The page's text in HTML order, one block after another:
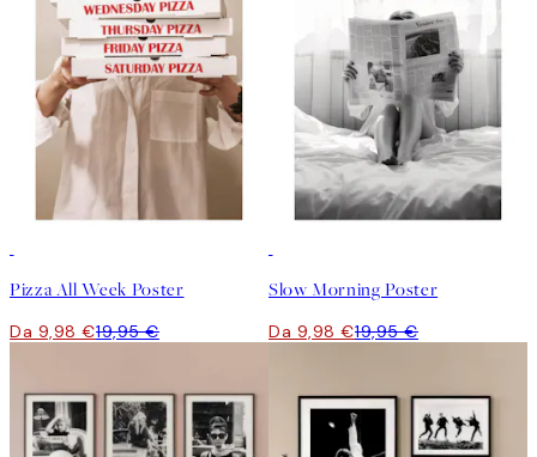
Pizza All Week Poster
Da 9,98 €19,95 €
Slow Morning Poster
Da 9,98 €19,95 €